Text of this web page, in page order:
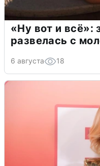
«Ну вот и всё»:
развелась с
6 августа 18